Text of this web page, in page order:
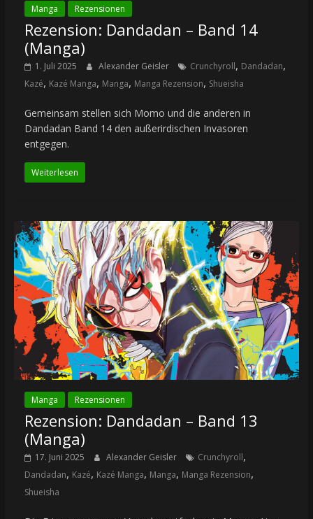
Manga Rezensionen
Rezension: Dandadan – Band 14
(Manga)
1. Juli 2025 Alexander Geisler Crunchyroll, Dandadan,
Kazé, Kazé Manga, Manga, Manga Rezension, Shueisha
Gemeinsam stellen sich Momo und die anderen in
Dandadan Band 14 den außerirdischen Invasoren
entgegen.
Weiterlesen
Manga Rezensionen
Rezension: Dandadan – Band 13
(Manga)
17. Juni 2025 Alexander Geisler Crunchyroll,
Dandadan, Kazé, Kazé Manga, Manga, Manga Rezension,
Shueisha